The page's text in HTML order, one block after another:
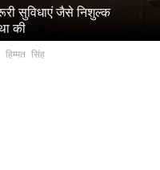
सुविधाएं जैसे निशुल्क
की
सिंह